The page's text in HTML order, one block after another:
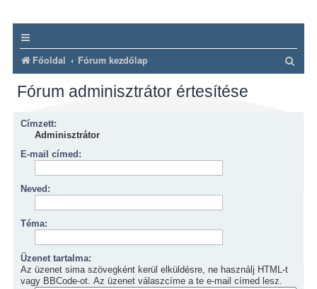
Főoldal Fórum kezdőlap
Fórum adminisztrátor értesítése
Címzett:
Adminisztrátor
E-mail címed:
Neved:
Téma:
Üzenet tartalma:
Az üzenet sima szövegként kerül elküldésre, ne használj HTML-t
vagy BBCode-ot. Az üzenet válaszcíme a te e-mail címed lesz.